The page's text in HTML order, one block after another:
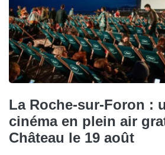
La Roche-sur-Foron :
cinéma en plein air
Château le 19 août